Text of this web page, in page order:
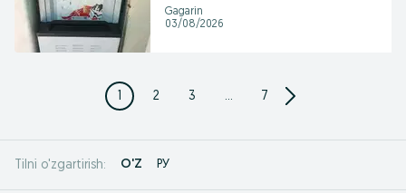
Gagarin
03/08/2026
1 2 3 ... 7
Tilni o'zgartirish: O'Z РУ